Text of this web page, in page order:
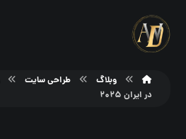
وبلاگ طراحی سایت
در ایران ۲۰۲۵